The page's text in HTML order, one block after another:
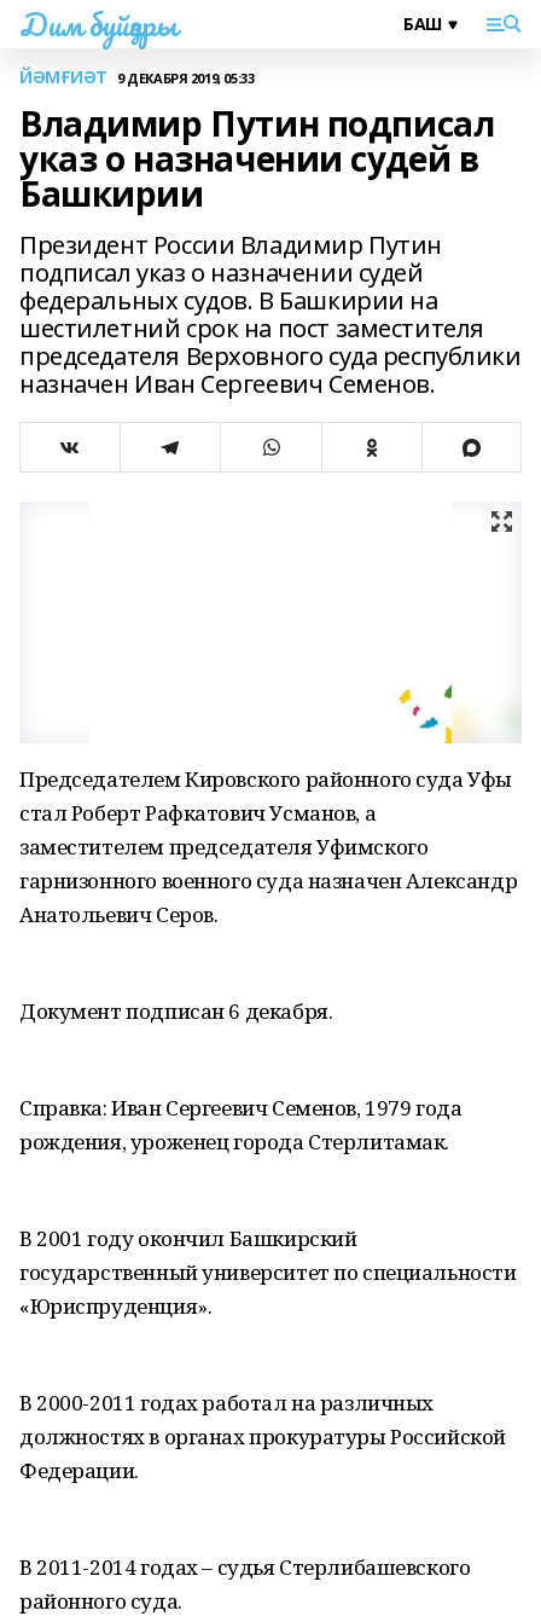
Дим буйҙары
ЙӘМҒИӘТ 9 ДЕКАБРЯ 2019, 05:33
Владимир Путин подписал
указ о назначении судей в
Башкирии
Президент России Владимир Путин
подписал указ о назначении судей
федеральных судов. В Башкирии на
шестилетний срок на пост заместителя
председателя Верховного суда республики
назначен Иван Сергеевич Семенов.
Председателем Кировского районного суда Уфы
стал Роберт Рафкатович Усманов, а
заместителем председателя Уфимского
гарнизонного военного суда назначен Александр
Анатольевич Серов.
Документ подписан 6 декабря.
Справка: Иван Сергеевич Семенов, 1979 года
рождения, уроженец города Стерлитамак.
В 2001 году окончил Башкирский
государственный университет по специальности
«Юриспруденция».
В 2000-2011 годах работал на различных
должностях в органах прокуратуры Российской
Федерации.
В 2011-2014 годах – судья Стерлибашевского
районного суда.